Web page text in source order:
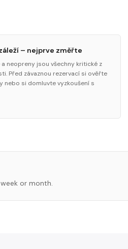
– nejprve změřte
a neopreny jsou všechny kritické z
Před závaznou rezervací si ověřte
nebo si domluvte vyzkoušení s
or month.